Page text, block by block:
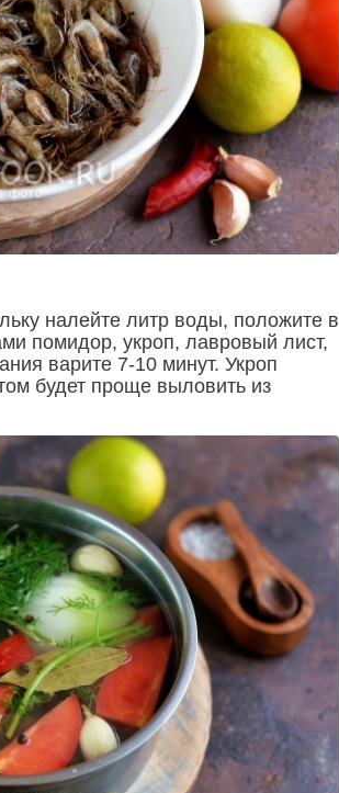
налейте литр воды, положите в
помидор, укроп, лавровый лист,
варите 7-10 минут. Укроп
будет проще выловить из